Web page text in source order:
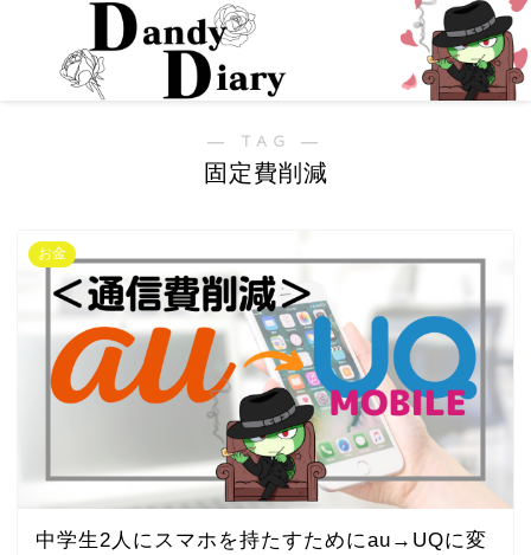
― TAG ―
固定費削減
お金
中学生2人にスマホを持たすためにau→UQに変